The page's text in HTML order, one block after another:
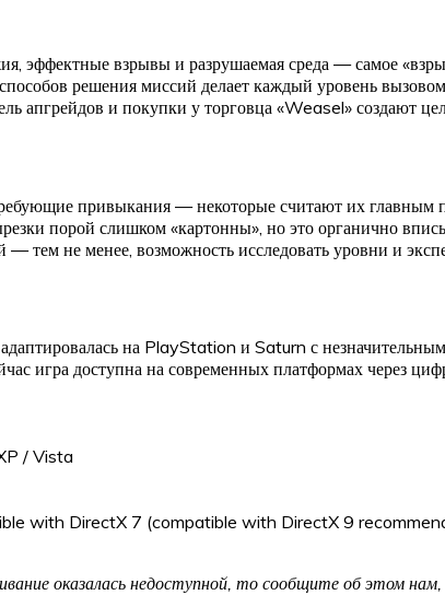
эффектные взрывы и разрушаемая среда — самое
решения миссий делает каждый уровень
апгрейдов и покупки у торговца «Weasel» создают
привыкания — некоторые считают их главным
порой слишком «картонны», но это органично
тем не менее, возможность исследовать уровни и
на PlayStation и Saturn с
игра доступна на современных платформах через
/ Vista
with DirectX 7 (compatible with DirectX 9
оказалась недоступной, то сообщите об этом